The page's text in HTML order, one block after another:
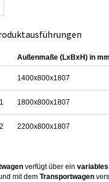
Außenmaße (LxBxH) in mm
1400x800x1807
1800x800x1807
2200x800x1807
verfügt über ein
mit dem Transportwagen